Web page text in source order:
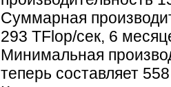
Суммарная
293 TFlop/сек, 6
Минимальная
теперь составляет